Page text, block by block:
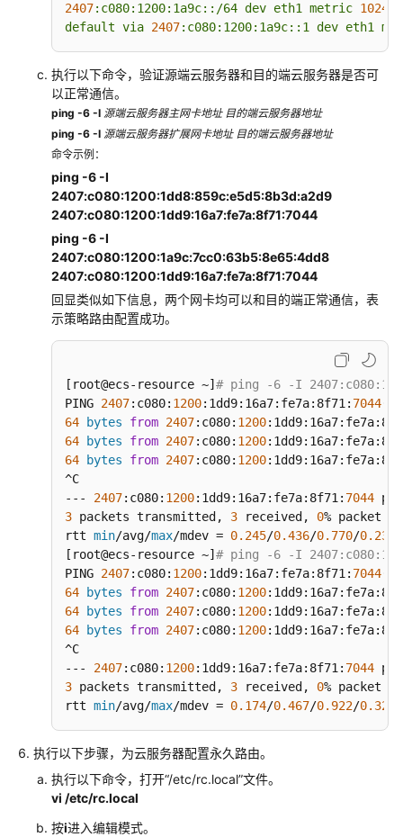
2407:c080:1200:1a9c::/64 dev eth1 metric 1024
default via 2407:c080:1200:1a9c::1 dev eth1
执行以下命令，验证源端云服务器和目的端云服务器是否可
以正常通信。
ping -6 -I 源端云服务器主网卡地址 目的端云服务器地址
ping -6 -I 源端云服务器扩展网卡地址 目的端云服务器地址
命令示例：
ping -6 -I
2407:c080:1200:1dd8:859c:e5d5:8b3d:a2d9
2407:c080:1200:1dd9:16a7:fe7a:8f71:7044
ping -6 -I
2407:c080:1200:1a9c:7cc0:63b5:8e65:4dd8
2407:c080:1200:1dd9:16a7:fe7a:8f71:7044
回显类似如下信息，两个网卡均可以和目的端正常通信，表
示策略路由配置成功。
[root@ecs-resource ~] # ping -6 -I
PING 2407:c080: 1200:1dd9:16a7:fe7a:8f71: 7044
64
bytes from 2407:c080: 1200
64
bytes from 2407:c080: 1200
64
bytes from 2407:c080: 1200
^C
--- 2407:c080: 1200:1dd9:16a7:fe7a:8f71: 7044
3 packets transmitted, 3 received, 0% packet
rtt min/avg/max/mdev = 0.245/0.436/0.770/0.237
[root@ecs-resource ~] # ping -6 -I
PING 2407:c080: 1200:1dd9:16a7:fe7a:8f71: 7044
64
bytes from 2407:c080: 1200
64
bytes from 2407:c080: 1200
64
bytes from 2407:c080: 1200
^C
--- 2407:c080: 1200:1dd9:16a7:fe7a:8f71: 7044
3 packets transmitted, 3 received, 0% packet
rtt min/avg/max/mdev = 0.174/0.467/0.922/0.326
执行以下步骤，为云服务器配置永久路由。
执行以下命令，打开“/etc/rc.local”文件。
vi /etc/rc.local
按i进入编辑模式。